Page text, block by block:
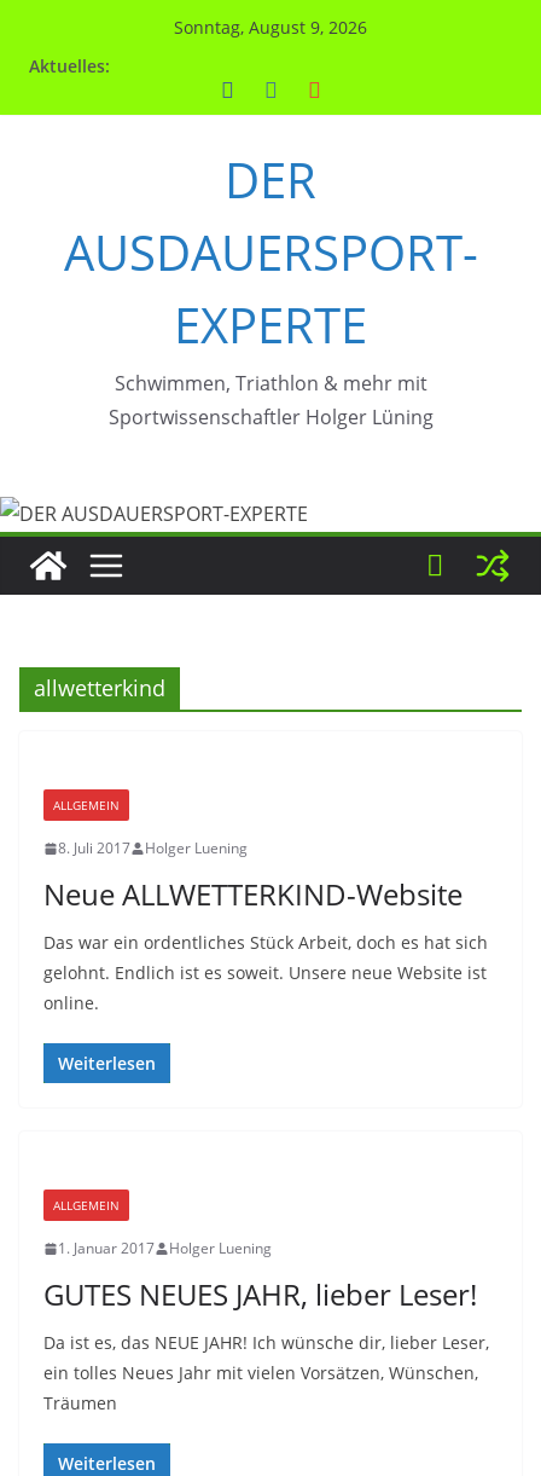
Sonntag, August 9, 2026
Aktuelles:
DER
AUSDAUERSPORT-
EXPERTE
Schwimmen, Triathlon & mehr mit
Sportwissenschaftler Holger Lüning
allwetterkind
ALLGEMEIN
8. Juli 2017 Holger Luening
Neue ALLWETTERKIND-Website
Das war ein ordentliches Stück Arbeit, doch es hat sich
gelohnt. Endlich ist es soweit. Unsere neue Website ist
online.
Weiterlesen
ALLGEMEIN
1. Januar 2017 Holger Luening
GUTES NEUES JAHR, lieber Leser!
Da ist es, das NEUE JAHR! Ich wünsche dir, lieber Leser,
ein tolles Neues Jahr mit vielen Vorsätzen, Wünschen,
Träumen
Weiterlesen